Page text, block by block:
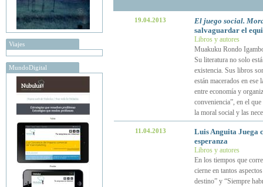
Viajes
MundoDigital
19.04.2013
El juego social.
salvaguardar el
Libros y autores
Muakuku Rondo
Su literatura no solo
existencia. Sus libros
están macerados en
entre economía y
conveniencia”, en el
la moral social y las
11.04.2013
Luis Anguita Juega
esperanza
Libros y autores
En los tiempos que
cierne en tantos
destino” y “Siempre